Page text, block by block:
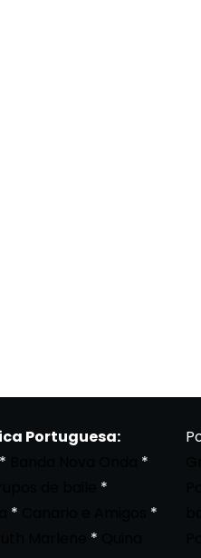
Portuguesa:
*
*
*
*
*
*